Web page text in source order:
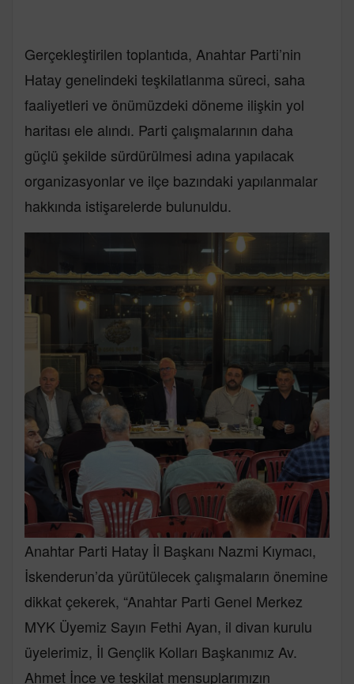
Gerçekleştirilen toplantıda, Anahtar Parti’nin
Hatay genelindeki teşkilatlanma süreci, saha
faaliyetleri ve önümüzdeki döneme ilişkin yol
haritası ele alındı. Parti çalışmalarının daha
güçlü şekilde sürdürülmesi adına yapılacak
organizasyonlar ve ilçe bazındaki yapılanmalar
hakkında istişarelerde bulunuldu.
Anahtar Parti Hatay İl Başkanı Nazmi Kıymacı,
İskenderun’da yürütülecek çalışmaların önemine
dikkat çekerek, “Anahtar Parti Genel Merkez
MYK Üyemiz Sayın Fethi Ayan, il divan kurulu
üyelerimiz, İl Gençlik Kolları Başkanımız Av.
Ahmet İnce ve teşkilat mensuplarımızın